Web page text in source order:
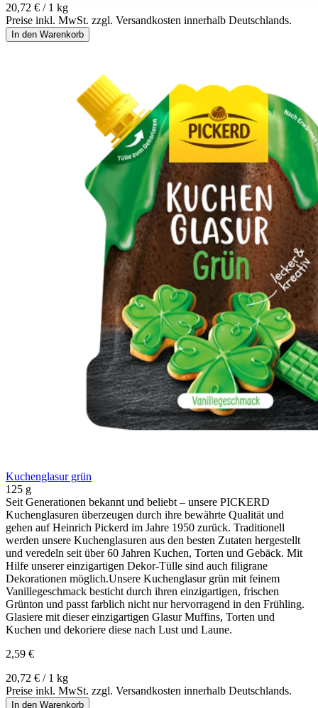
20,72 € / 1 kg
Preise inkl. MwSt. zzgl. Versandkosten innerhalb Deutschlands.
In den Warenkorb
Kuchenglasur grün
125 g
Seit Generationen bekannt und beliebt – unsere PICKERD
Kuchenglasuren überzeugen durch ihre bewährte Qualität und
gehen auf Heinrich Pickerd im Jahre 1950 zurück. Traditionell
werden unsere Kuchenglasuren aus den besten Zutaten hergestellt
und veredeln seit über 60 Jahren Kuchen, Torten und Gebäck. Mit
Hilfe unserer einzigartigen Dekor-Tülle sind auch filigrane
Dekorationen möglich.Unsere Kuchenglasur grün mit feinem
Vanillegeschmack besticht durch ihren einzigartigen, frischen
Grünton und passt farblich nicht nur hervorragend in den Frühling.
Glasiere mit dieser einzigartigen Glasur Muffins, Torten und
Kuchen und dekoriere diese nach Lust und Laune.
2,59 €
20,72 € / 1 kg
Preise inkl. MwSt. zzgl. Versandkosten innerhalb Deutschlands.
In den Warenkorb